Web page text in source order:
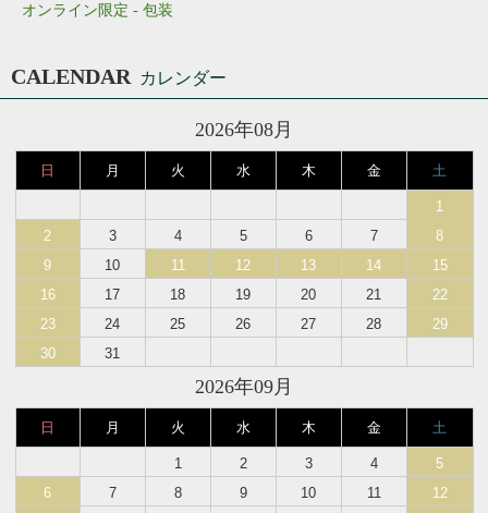
オンライン限定 - 包装
CALENDAR カレンダー
2026年08月
日 月 火 水 木 金 土
1
2
3 4 5 6 7
8
9
10 11 12 13 14
15
16
17 18 19 20 21
22
23
24 25 26 27 28
29
30
31
2026年09月
日 月 火 水 木 金 土
1 2 3 4
5
6
7 8 9 10 11 12